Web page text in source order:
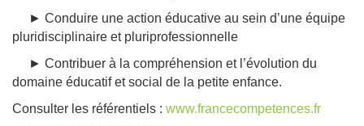
► Conduire une action éducative au sein d’une équipe
pluridisciplinaire et pluriprofessionnelle
► Contribuer à la compréhension et l’évolution du
domaine éducatif et social de la petite enfance.
Consulter les référentiels : www.francecompetences.fr